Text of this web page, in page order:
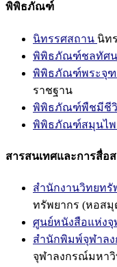
พิพิธภัณฑ์
นิทรรศสถาน นิท
พิพิธภัณฑ์ชลทัศ
พิพิธภัณฑ์พระจุฑ
ราชฐาน
พิพิธภัณฑ์พืชมีชี
พิพิธภัณฑ์สมุนไพ
สารสนเทศและการสื่อ
สำนักงานวิทยทรั
ทรัพยากร (หอสมุ
ศูนย์หนังสือแห่งจุ
สำนักพิมพ์จุฬาล
จุฬาลงกรณ์มหาวิ